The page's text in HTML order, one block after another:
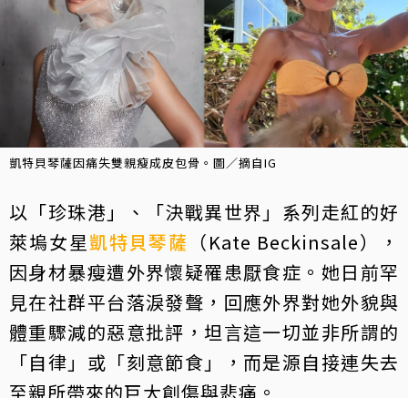
凱特貝琴薩因痛失雙親瘦成皮包骨。圖／摘自IG
以「珍珠港」、「決戰異世界」系列走紅的好
萊塢女星凱特貝琴薩 （Kate Beckinsale），
因身材暴瘦遭外界懷疑罹患厭食症。她日前罕
見在社群平台落淚發聲，回應外界對她外貌與
體重驟減的惡意批評，坦言這一切並非所謂的
「自律」或「刻意節食」，而是源自接連失去
至親所帶來的巨大創傷與悲痛。